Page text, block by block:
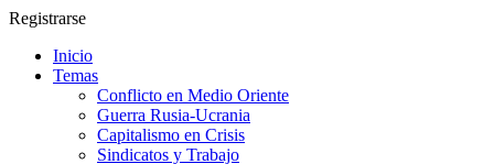
Registrarse
Inicio
Temas
Conflicto en Medio Oriente
Guerra Rusia-Ucrania
Capitalismo en Crisis
Sindicatos y Trabajo